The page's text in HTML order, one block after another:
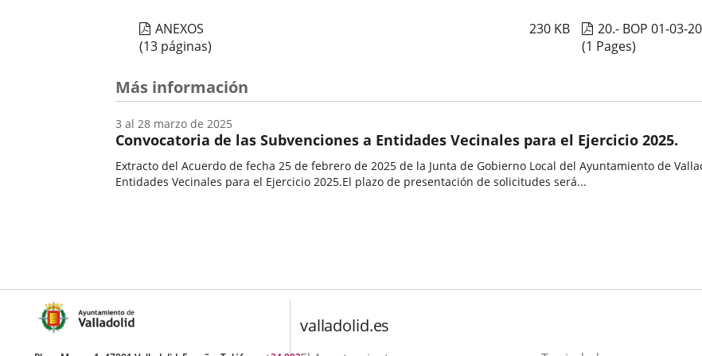
ANEXOS 230 KB
(13 páginas)
20.- BOP 01-03-
(1 Pages)
Más información
Convocatoria de las Subvenciones a Entidades Vecinales para el Ejercicio 2025.
Extracto del Acuerdo de fecha 25 de febrero de 2025 de la Junta de Gobierno Local del Ayuntamiento de
Entidades Vecinales para el Ejercicio 2025.El plazo de presentación de solicitudes será...
3 al28 marzo de 2025
valladolid.es